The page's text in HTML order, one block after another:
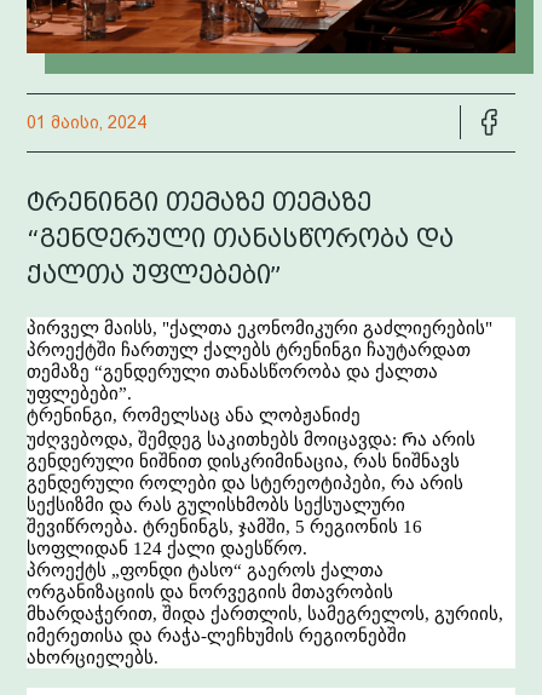
01 მაისი, 2024
ტრენინგი თემაზე თემაზე
“გენდერული თანასწორობა და
ქალთა უფლებები”
პირველ მაისს, "ქალთა ეკონომიკური გაძლიერების"
პროექტში ჩართულ ქალებს ტრენინგი ჩაუტარდათ
თემაზე “გენდერული თანასწორობა და ქალთა
უფლებები”.
ტრენინგი,რომელსაც ანა ლობჟანიძე
უძღვებოდა,შემდეგ საკითხებს მოიცავდა: Რა არის
გენდერული ნიშნით დისკრიმინაცია,რას ნიშნავს
გენდერული როლები და სტერეოტიპები,რა არის
სექსიზმი და რას გულისხმობს სექსუალური
შევიწროება.ტრენინგს,ჯამში, 5რეგიონის 16
სოფლიდან 124 ქალი დაესწრო.
პროექტს „ფონდი ტასო“ გაეროს ქალთა
ორგანიზაციის და ნორვეგიის მთავრობის
მხარდაჭერით,შიდა ქართლის, სამეგრელოს,გურიის,
იმერეთისა და რაჭა-ლეჩხუმის რეგიონებში
ახორციელებს.